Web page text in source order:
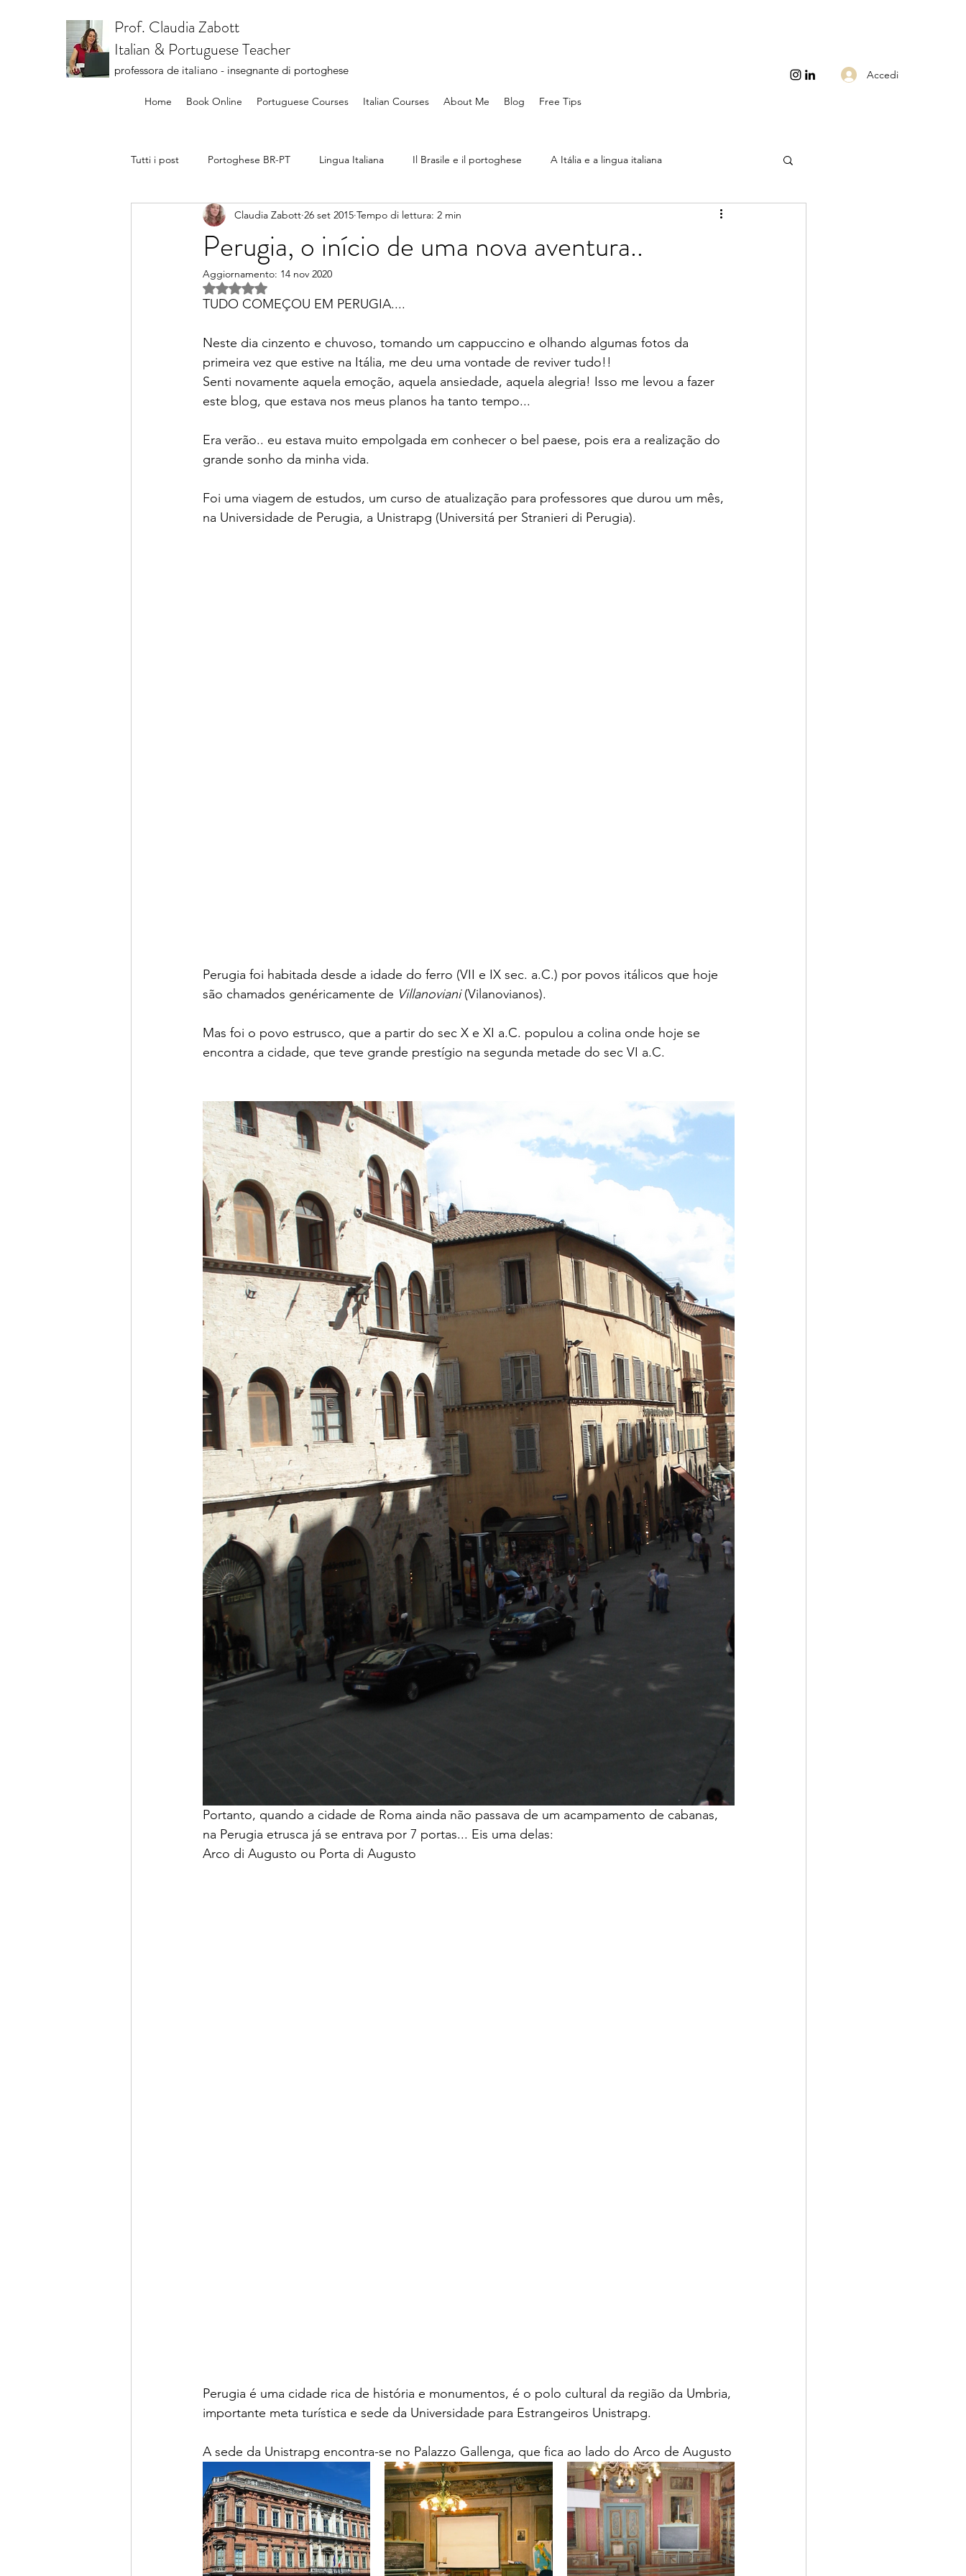
Prof. Claudia Zabott
Italian & Portuguese Teacher
professora de italiano - insegnante di portoghese Accedi
Home Book Online Portuguese Courses Italian Courses About Me Blog Free Tips
Tutti i post Portoghese BR-PT Lingua Italiana Il Brasile e il portoghese A Itália e a lingua italiana
Perugia, o início de uma nova aventura..
Claudia Zabott 26 set 2015 Tempo di lettura: 2 min
Aggiornamento: 14 nov 2020
Valutazione NaN stelle su 5.
TUDO COMEÇOU EM PERUGIA....
Neste dia cinzento e chuvoso, tomando um cappuccino e olhando algumas fotos da
primeira vez que estive na Itália, me deu uma vontade de reviver tudo!!
Senti novamente aquela emoção, aquela ansiedade, aquela alegria! Isso me levou a fazer
este blog, que estava nos meus planos ha tanto tempo...
Era verão.. eu estava muito empolgada em conhecer o bel paese, pois era a realização do
grande sonho da minha vida.
Foi uma viagem de estudos, um curso de atualização para professores que durou um mês,
na Universidade de Perugia, a Unistrapg (Universitá per Stranieri di Perugia).
Perugia foi habitada desde a idade do ferro (VII e IX sec. a.C.) por povos itálicos que hoje
são chamados genéricamente de Villanoviani (Vilanovianos).
Mas foi o povo estrusco, que a partir do sec X e XI a.C. populou a colina onde hoje se
encontra a cidade, que teve grande prestígio na segunda metade do sec VI a.C.
Portanto, quando a cidade de Roma ainda não passava de um acampamento de cabanas,
na Perugia etrusca já se entrava por 7 portas... Eis uma delas:
Arco di Augusto ou Porta di Augusto
Perugia é uma cidade rica de história e monumentos, é o polo cultural da região da Umbria,
importante meta turística e sede da Universidade para Estrangeiros Unistrapg.
A sede da Unistrapg encontra-se no Palazzo Gallenga, que fica ao lado do Arco de Augusto